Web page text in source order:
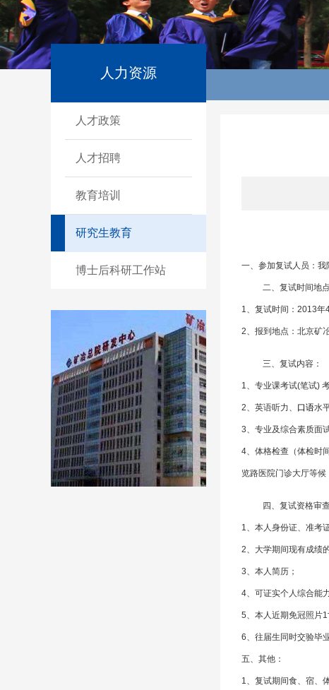
人力资源
人才政策
人才招聘
教育培训
研究生教育
博士后科研工作站 一、参加复试人员：我
二、复试时间地点
1、复试时间：2013年
2、报到地点：北京矿
三、复试内容：
1、专业课考试(笔试)
2、英语听力、 口语水
3、专业及综合素质面
4、体格检查（体检时
览路医院门诊大厅等
四、复试资格审
1、本人身份证、准考
2、大学期间现有成绩
3、本人简历；
4、可证实个人综合能
5、本人近期免冠照片
6、往届生同时交验毕
五、其他：
1、复试期间食、宿、